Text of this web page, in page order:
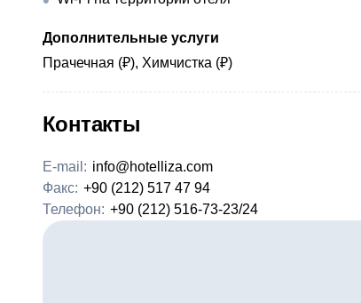
Дополнительные услуги
Прачечная (₽), Химчистка (₽)
Контакты
E-mail: info@hotelliza.com
Факс: +90 (212) 517 47 94
Телефон: +90 (212) 516-73-23/24